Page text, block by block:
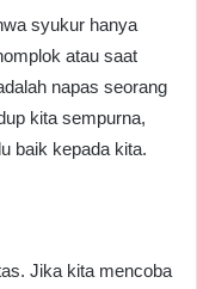
syukur hanya
atau saat
napas seorang
kita sempurna,
baik kepada kita.
Jika kita mencoba